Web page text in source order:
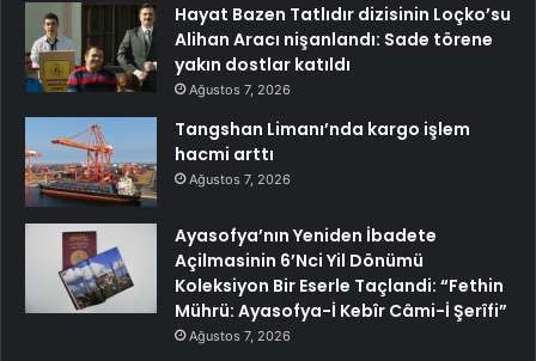
Hayat Bazen Tatlıdır dizisinin Loçko’su
Alihan Aracı nişanlandı: Sade törene
yakın dostlar katıldı
Ağustos 7, 2026
Tangshan Limanı’nda kargo işlem
hacmi arttı
Ağustos 7, 2026
Ayasofya’nın Yeniden İbadete
Açilmasinin 6’Nci Yil Dönümü
Koleksiyon Bir Eserle Taçlandi: “Fethin
Mührü: Ayasofya-İ Kebîr Câmi-İ Şerîfi”
Ağustos 7, 2026